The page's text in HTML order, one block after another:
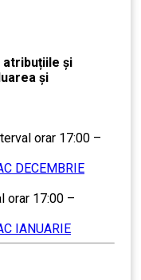
atribuțiile și
și
orar 17:00 –
DECEMBRIE
orar 17:00 –
IANUARIE